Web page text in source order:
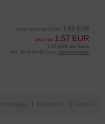
Unser bisheriger Preis 1,69 EUR
Jetzt nur 1,57 EUR
1,57 EUR pro Stück
inkl. 19 % MwSt. zzgl. Versandkosten